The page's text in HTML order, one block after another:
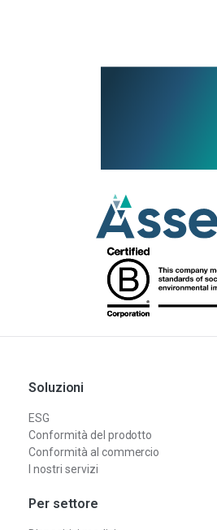
Soluzioni
ESG
Conformità del prodotto
Conformità al commercio
I nostri servizi
Per settore